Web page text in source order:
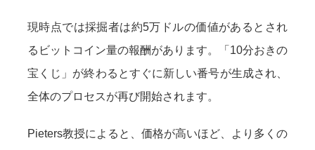
現時点では採掘者は約5万ドルの価値があるとされ
るビットコイン量の報酬があります。「10分おきの
宝くじ」が終わるとすぐに新しい番号が生成され、
全体のプロセスが再び開始されます。
Pieters教授によると、価格が高いほど、より多くの